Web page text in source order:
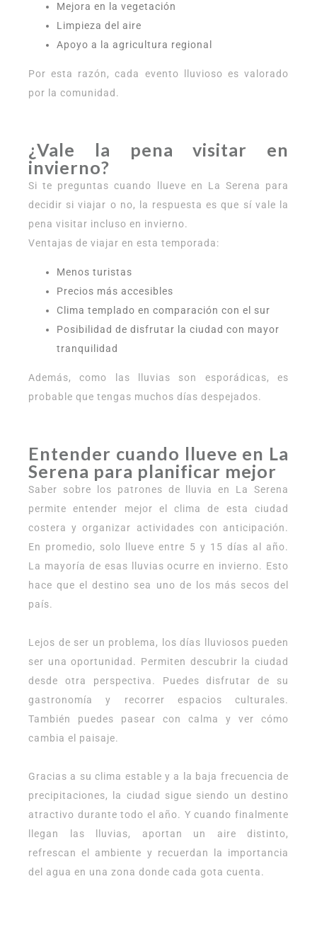
Mejora en la vegetación
Limpieza del aire
Apoyo a la agricultura regional
Por esta razón, cada evento lluvioso es valorado
por la comunidad.
¿Vale la pena visitar en
invierno?
Si te preguntas cuando llueve en La Serena para
decidir si viajar o no, la respuesta es que sí vale la
pena visitar incluso en invierno.
Ventajas de viajar en esta temporada:
Menos turistas
Precios más accesibles
Clima templado en comparación con el sur
Posibilidad de disfrutar la ciudad con mayor
tranquilidad
Además, como las lluvias son esporádicas, es
probable que tengas muchos días despejados.
Entender cuando llueve en La
Serena para planificar mejor
Saber sobre los patrones de lluvia en La Serena
permite entender mejor el clima de esta ciudad
costera y organizar actividades con anticipación.
En promedio, solo llueve entre 5 y 15 días al año.
La mayoría de esas lluvias ocurre en invierno. Esto
hace que el destino sea uno de los más secos del
país.
Lejos de ser un problema, los días lluviosos pueden
ser una oportunidad. Permiten descubrir la ciudad
desde otra perspectiva. Puedes disfrutar de su
gastronomía y recorrer espacios culturales.
También puedes pasear con calma y ver cómo
cambia el paisaje.
Gracias a su clima estable y a la baja frecuencia de
precipitaciones, la ciudad sigue siendo un destino
atractivo durante todo el año. Y cuando finalmente
llegan las lluvias, aportan un aire distinto,
refrescan el ambiente y recuerdan la importancia
del agua en una zona donde cada gota cuenta.